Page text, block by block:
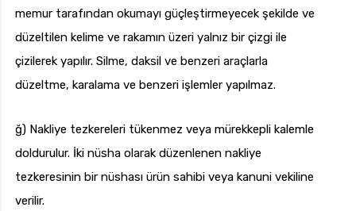
memur tarafından okumayı güçleştirmeyecek şekilde ve
düzeltilen kelime ve rakamın üzeri yalnız bir çizgi ile
çizilerek yapılır. Silme, daksil ve benzeri araçlarla
düzeltme, karalama ve benzeri işlemler yapılmaz.
ğ) Nakliye tezkereleri tükenmez veya mürekkepli kalemle
doldurulur. İki nüsha olarak düzenlenen nakliye
tezkeresinin bir nüshası ürün sahibi veya kanuni vekiline
verilir.